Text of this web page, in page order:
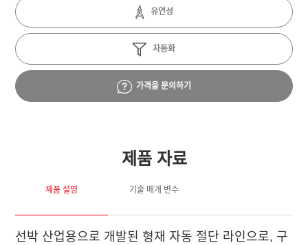
유연성
자동화
가격을 문의하기
제품 자료
제품 설명 기술 매개 변수
선박 산업용으로 개발된 형재 자동 절단 라인으로, 구